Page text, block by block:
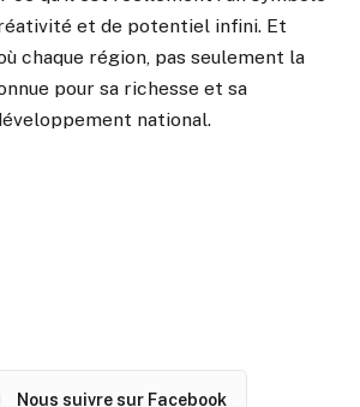
et de potentiel infini. Et
chaque région, pas seulement la
pour sa richesse et sa
national.
Nous suivre sur Facebook